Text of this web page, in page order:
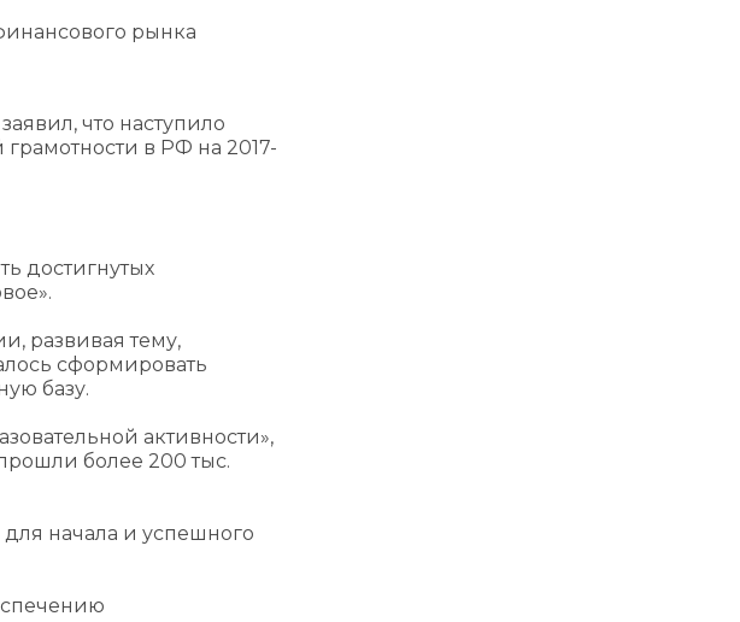
рынка
что наступило
в РФ на 2017-
достигнутых
развивая тему,
сформировать
базу.
активности»,
более 200 тыс.
начала и успешного